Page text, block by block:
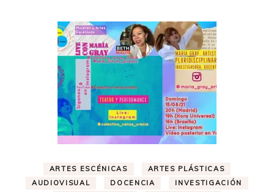
ARTES ESCÉNICAS
ARTES PLÁSTICAS
AUDIOVISUAL
DOCENCIA
INVESTIGACIÓN